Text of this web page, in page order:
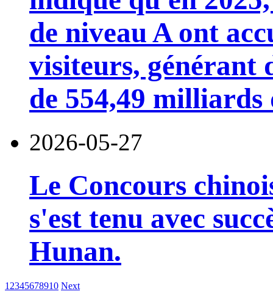
de niveau A ont
visiteurs, générant
de 554,49 milliards
2026-05-27
Le Concours
s'est tenu avec
Hunan.
1 2345678910 Next